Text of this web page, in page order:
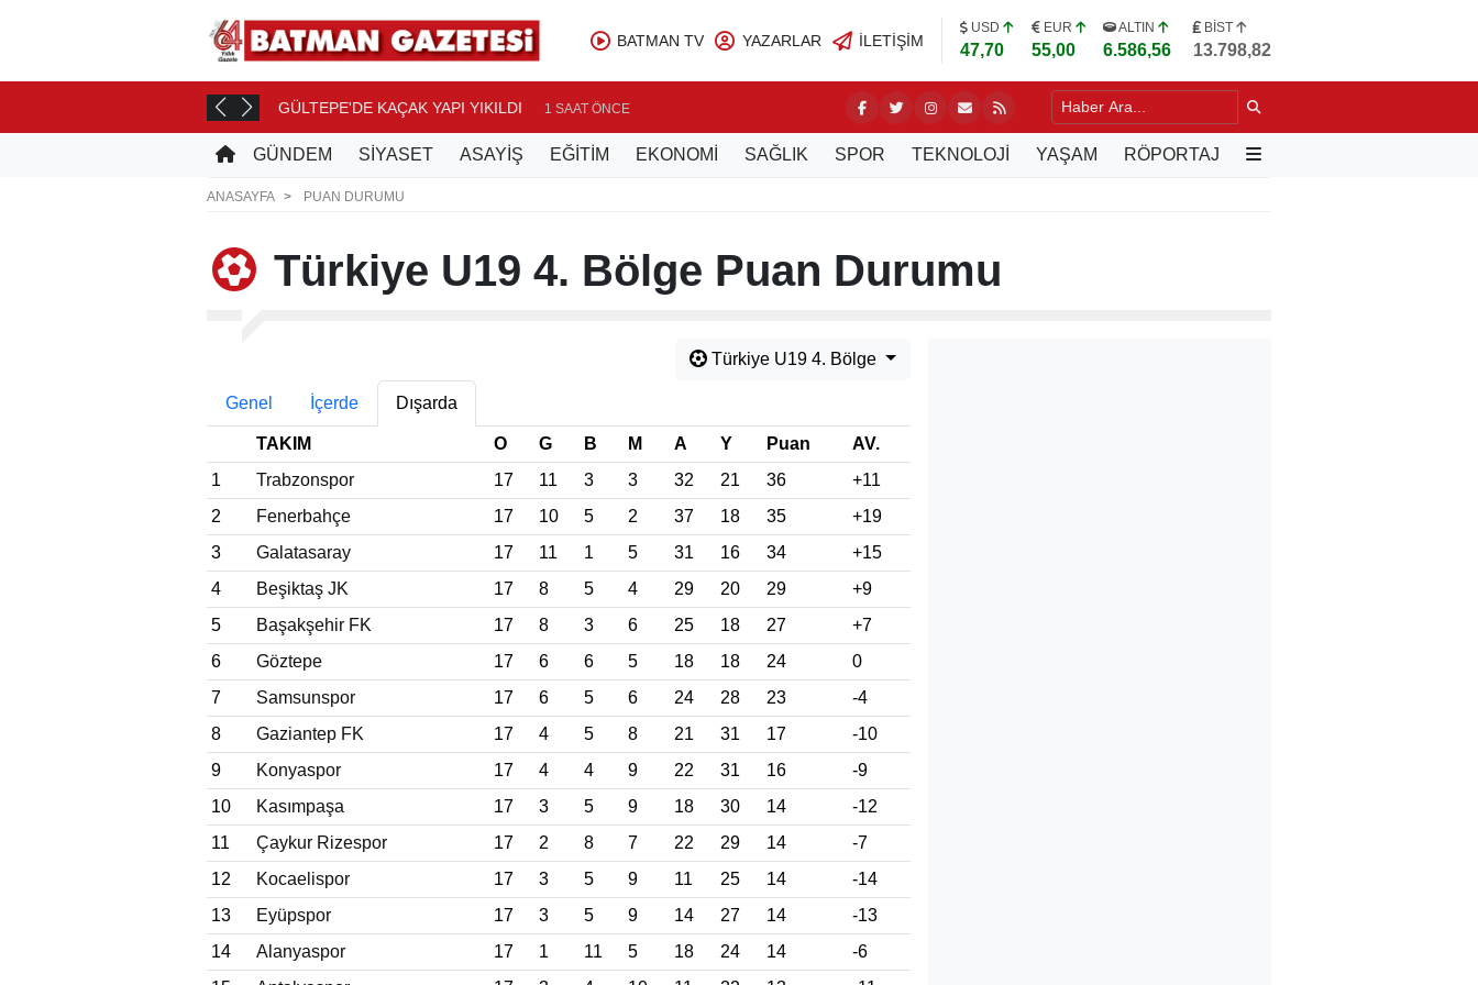
BATMAN TV YAZARLAR İLETIŞIM
USD
47,70
EUR
55,00
ALTIN
6.586,56
BİST
13.798,82
GÜLTEPE'DE KAÇAK YAPI YIKILDI 1 SAAT ÖNCE BATMAN SİYASETİNDE DİYALOG TEMASI 18 SAAT ÖNCE
GÜNDEM SİYASET ASAYİŞ EĞİTİM EKONOMİ SAĞLIK SPOR TEKNOLOJİ YAŞAM RÖPORTAJ
ANASAYFA PUAN DURUMU
Türkiye U19 4. Bölge Puan Durumu
Türkiye U19 4. Bölge
Genel İçerde Dışarda
TAKIM O G B M A Y Puan
AV.
1
Trabzonspor 17 11 3 3 32 21 36
+11
2
Fenerbahçe 17 10 5 2 37 18 35
+19
3
Galatasaray 17 11 1 5 31 16 34
+15
4
Beşiktaş JK 17 8 5 4 29 20 29
+9
5
Başakşehir FK 17 8 3 6 25 18 27
+7
6
Göztepe 17 6 6 5 18 18 24
0
7
Samsunspor 17 6 5 6 24 28 23
-4
8
Gaziantep FK 17 4 5 8 21 31 17
-10
9
Konyaspor 17 4 4 9 22 31 16
-9
10
Kasımpaşa 17 3 5 9 18 30 14
-12
11
Çaykur Rizespor 17 2 8 7 22 29 14
-7
12
Kocaelispor 17 3 5 9 11 25 14
-14
13
Eyüpspor 17 3 5 9 14 27 14
-13
14
Alanyaspor 17 1 11 5 18 24 14
-6